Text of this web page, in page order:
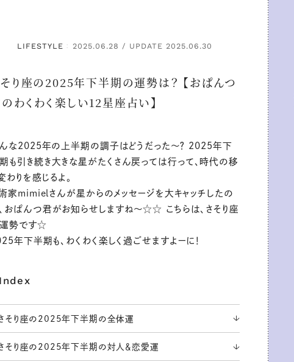
LIFESTYLE
： 2025.06.28 / UPDATE 2025.06.30
り座の2025年下半期の運勢は？ 【おぱんつ
わくわく楽しい12星座占い】
な2025年の上半期の調子はどうだった〜？ 2025年下
も引き続き大きな星がたくさん戻っては行って、時代の移
わりを感じるよ。
家mimielさんが星からのメッセージを大キャッチしたの
おぱんつ君がお知らせしますね〜☆☆ こちらは、さそり座
勢です☆
年下半期も、わくわく楽しく過ごせますよーに！
Index
そり座の2025年下半期の全体運
そり座の2025年下半期の対人＆恋愛運